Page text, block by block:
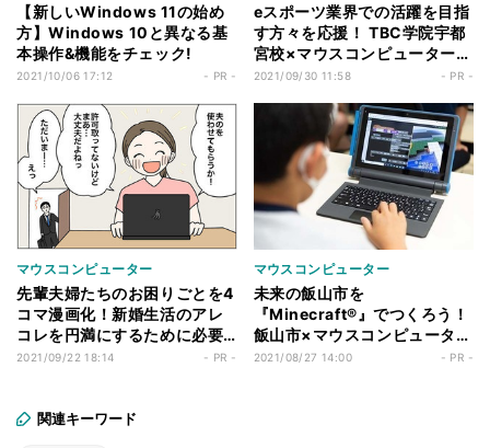
【新しいWindows 11の始め
方】Windows 10と異なる基
本操作&機能をチェック!
2021/10/06 17:12 - PR -
eスポーツ業界での活躍を目指
す方々を応援！ TBC学院宇都
宮校×マウスコンピューター共
同開催のゲーミングPC体験イ
2021/09/30 11:58 - PR -
マウスコンピューター
先輩夫婦たちのお困りごとを4
コマ漫画化！新婚生活のアレ
コレを円満にするために必要
なのは……？
2021/09/22 18:14 - PR -
マウスコンピューター
未来の飯山市を
『Minecraft®』でつくろう！
飯山市×マウスコンピューター
のプログラミングイベントに
2021/08/27 14:00 - PR -
関連キーワード